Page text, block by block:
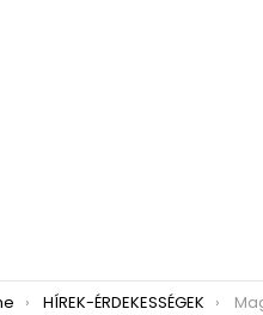
here:
HÍREK-ÉRDEKESSÉGEK